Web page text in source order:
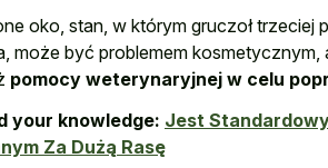
oko, stan, w którym gruczoł trzeciej
może być problemem kosmetycznym,
pomocy weterynaryjnej w celu
your knowledge: Jest
Za Dużą Rasę